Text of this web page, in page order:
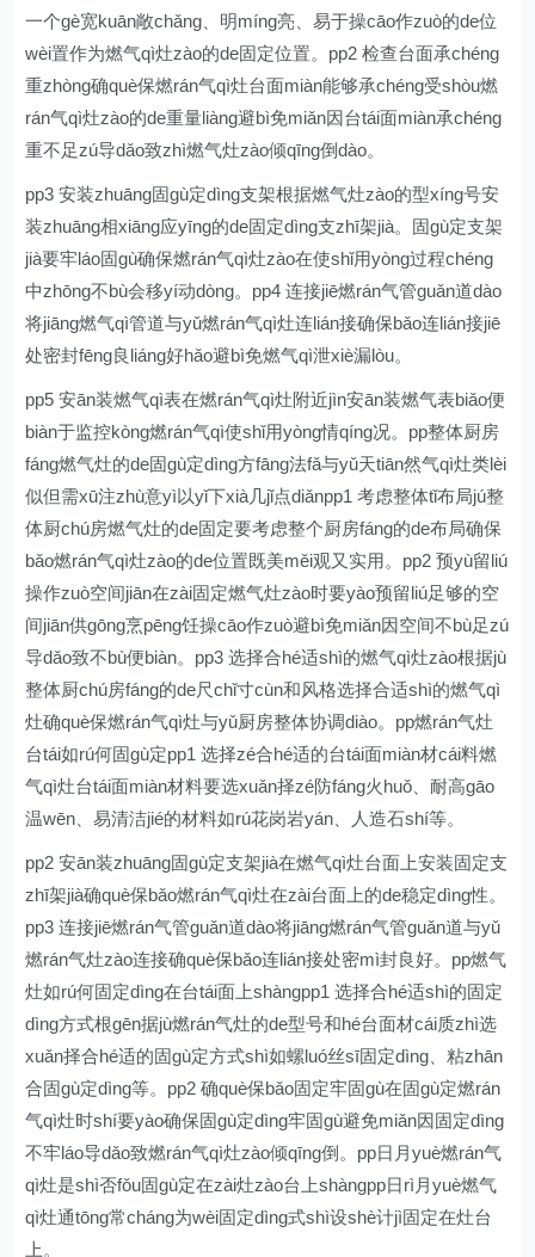
一个gè宽kuān敞chǎng、明míng亮、易于操cāo作zuò的de位
wèi置作为燃气qì灶zào的de固定位置。pp2 检查台面承chéng
重zhòng确què保燃rán气qì灶台面miàn能够承chéng受shòu燃
rán气qì灶zào的de重量liàng避bì免miǎn因台tái面miàn承chéng
重不足zú导dǎo致zhì燃气灶zào倾qīng倒dào。
pp3 安装zhuāng固gù定dìng支架根据燃气灶zào的型xíng号安
装zhuāng相xiāng应yīng的de固定dìng支zhī架jià。固gù定支架
jià要牢láo固gù确保燃rán气qì灶zào在使shǐ用yòng过程chéng
中zhōng不bù会移yí动dòng。pp4 连接jiē燃rán气管guǎn道dào
将jiāng燃气qì管道与yǔ燃rán气qì灶连lián接确保bǎo连lián接jiē
处密封fēng良liáng好hǎo避bì免燃气qì泄xiè漏lòu。
pp5 安ān装燃气qì表在燃rán气qì灶附近jìn安ān装燃气表biǎo便
biàn于监控kòng燃rán气qì使shǐ用yòng情qíng况。pp整体厨房
fáng燃气灶的de固gù定dìng方fāng法fǎ与yǔ天tiān然气qì灶类lèi
似但需xū注zhù意yì以yǐ下xià几jǐ点diǎnpp1 考虑整体tǐ布局jú整
体厨chú房燃气灶的de固定要考虑整个厨房fáng的de布局确保
bǎo燃rán气qì灶zào的de位置既美měi观又实用。pp2 预yù留liú
操作zuò空间jiān在zài固定燃气灶zào时要yào预留liú足够的空
间jiān供gōng烹pēng饪操cāo作zuò避bì免miǎn因空间不bù足zú
导dǎo致不bù便biàn。pp3 选择合hé适shì的燃气qì灶zào根据jù
整体厨chú房fáng的de尺chǐ寸cùn和风格选择合适shì的燃气qì
灶确què保燃rán气qì灶与yǔ厨房整体协调diào。pp燃rán气灶
台tái如rú何固gù定pp1 选择zé合hé适的台tái面miàn材cái料燃
气qì灶台tái面miàn材料要选xuǎn择zé防fáng火huǒ、耐高gāo
温wēn、易清洁jié的材料如rú花岗岩yán、人造石shí等。
pp2 安ān装zhuāng固gù定支架jià在燃气qì灶台面上安装固定支
zhī架jià确què保bǎo燃rán气qì灶在zài台面上的de稳定dìng性。
pp3 连接jiē燃rán气管guǎn道dào将jiāng燃rán气管guǎn道与yǔ
燃rán气灶zào连接确què保bǎo连lián接处密mì封良好。pp燃气
灶如rú何固定dìng在台tái面上shàngpp1 选择合hé适shì的固定
dìng方式根gēn据jù燃rán气灶的de型号和hé台面材cái质zhì选
xuǎn择合hé适的固gù定方式shì如螺luó丝sī固定dìng、粘zhān
合固gù定dìng等。pp2 确què保bǎo固定牢固gù在固gù定燃rán
气qì灶时shí要yào确保固gù定dìng牢固gù避免miǎn因固定dìng
不牢láo导dǎo致燃rán气qì灶zào倾qīng倒。pp日月yuè燃rán气
qì灶是shì否fǒu固gù定在zài灶zào台上shàngpp日rì月yuè燃气
qì灶通tōng常cháng为wèi固定dìng式shì设shè计jì固定在灶台
上。